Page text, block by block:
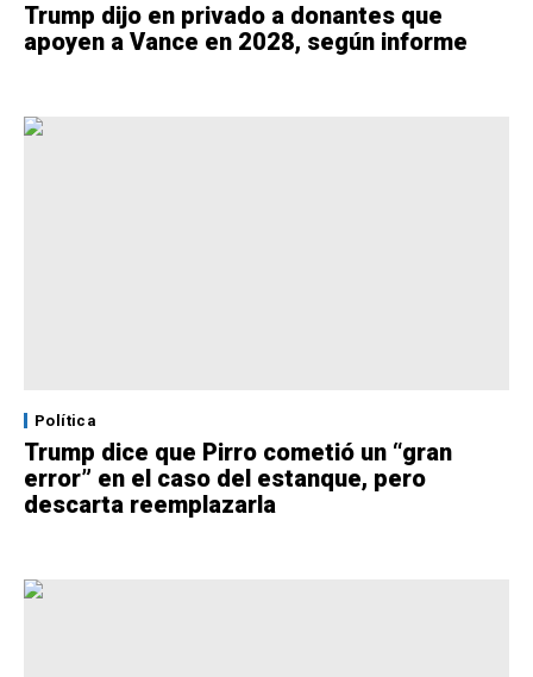
Trump dijo en privado a donantes que
apoyen a Vance en 2028, según informe
Política
Trump dice que Pirro cometió un “gran
error” en el caso del estanque, pero
descarta reemplazarla